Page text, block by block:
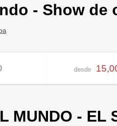
- Show de
desde
MUNDO - EL